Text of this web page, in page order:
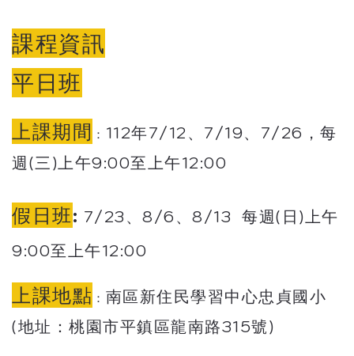
課程資訊
平日班
上課期間 ： 112年7/12、7/19、7/26，每
週(三)上午9:00至上午12:00
假日班: 7/23、8/6、8/13 每週(日)上午
9:00至上午12:00
上課地點 ： 南區新住民學習中心忠貞國小
(地址：桃園市平鎮區龍南路315號)